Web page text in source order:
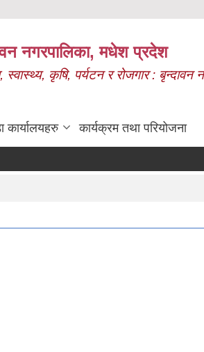
नगरपालिका, मधेश प्रदेश
स्वास्थ्य, कृषि, पर्यटन र रोजगार : बृन्दावन
कार्यालयहरु कार्यक्रम तथा परियोजना